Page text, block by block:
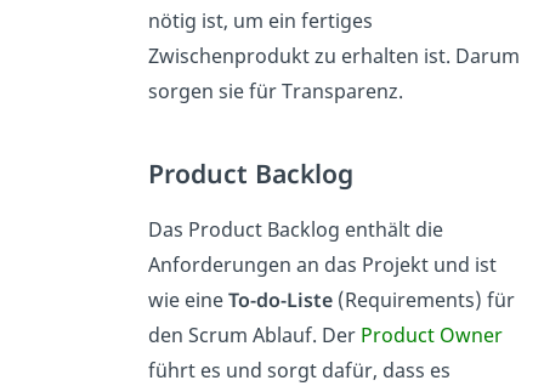
nötig ist, um ein fertiges
Zwischenprodukt zu erhalten ist. Darum
sorgen sie für Transparenz.
Product Backlog
Das Product Backlog enthält die
Anforderungen an das Projekt und ist
wie eineTo-do-Liste(Requirements) für
den Scrum Ablauf. Der Product Owner
führt es und sorgt dafür, dass es